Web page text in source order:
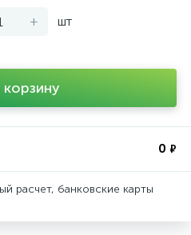
+ шт
корзину
0 ₽
расчет, банковские карты